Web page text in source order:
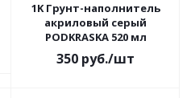
1K Грунт-наполнитель
акриловый серый
PODKRASKA 520 мл
350 руб./шт